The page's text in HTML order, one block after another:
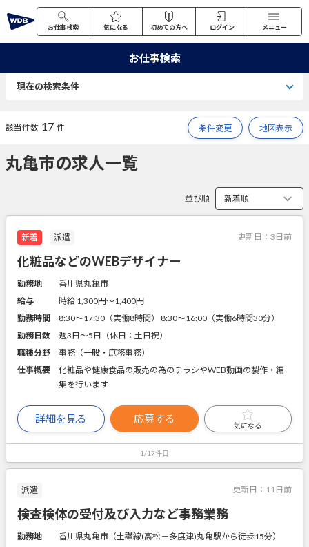
お仕事検索 気になる 初めての方へ ログイン メニュー
お仕事検索
現在の検索条件
該当件数 17 件 条件変更 地図表示
丸亀市の求人一覧
並び順
新着 派遣 更新日： 3日前
化粧品などのWEBデザイナー
勤務地
香川県丸亀市
給与
時給 1,300円〜1,400円
勤務時間
8:30～17:30（実働8時間） 8:30～16:00（実働6時間30分）
勤務日数
週3日～5日（休日：土日祝）
職種分野
事務（一般・庶務事務）
仕事概要
化粧品や健康食品の販売の為のチラシやWEB動画の製作・編
集を行います
詳細を見る 応募する
気になる
1/17件目
派遣 更新日： 11日前
検査検体の受付及び入力など事務業務
勤務地
香川県丸亀市（土讃線(高松－多度津)丸亀駅から徒歩15分）